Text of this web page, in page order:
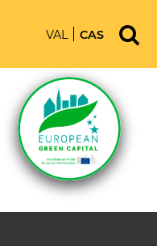
VAL CAS